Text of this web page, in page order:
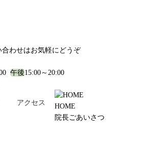
合わせはお気軽にどうぞ
午後15:00～20:00
アクセス
HOME
院長ごあいさつ